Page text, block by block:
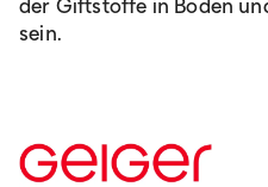
der Giftstoffe in Boden
sein.